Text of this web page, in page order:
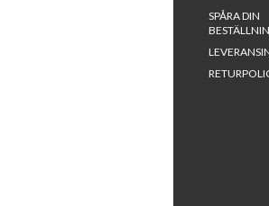
SPÅRA DIN